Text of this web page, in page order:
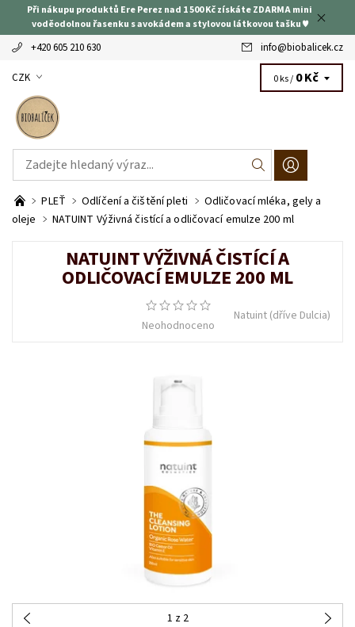
Při nákupu produktů Ere Perez nad 1 500 Kč získáte ZDARMA mini
voděodolnou řasenku s avokádem a stylovou látkovou tašku ♥
+420 605 210 630 info@biobalicek.cz
CZK 0 ks / 0 Kč
PLEŤ Odlíčení a čištění pleti
Odličovací mléka, gely a
oleje
NATUINT Výživná čistící a odličovací emulze 200 ml
NATUINT VÝŽIVNÁ ČISTÍCÍ A
ODLIČOVACÍ EMULZE 200 ML
Neohodnoceno
Natuint (dříve Dulcia)
1 z 2